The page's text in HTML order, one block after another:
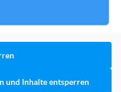
und Inhalte entsperren